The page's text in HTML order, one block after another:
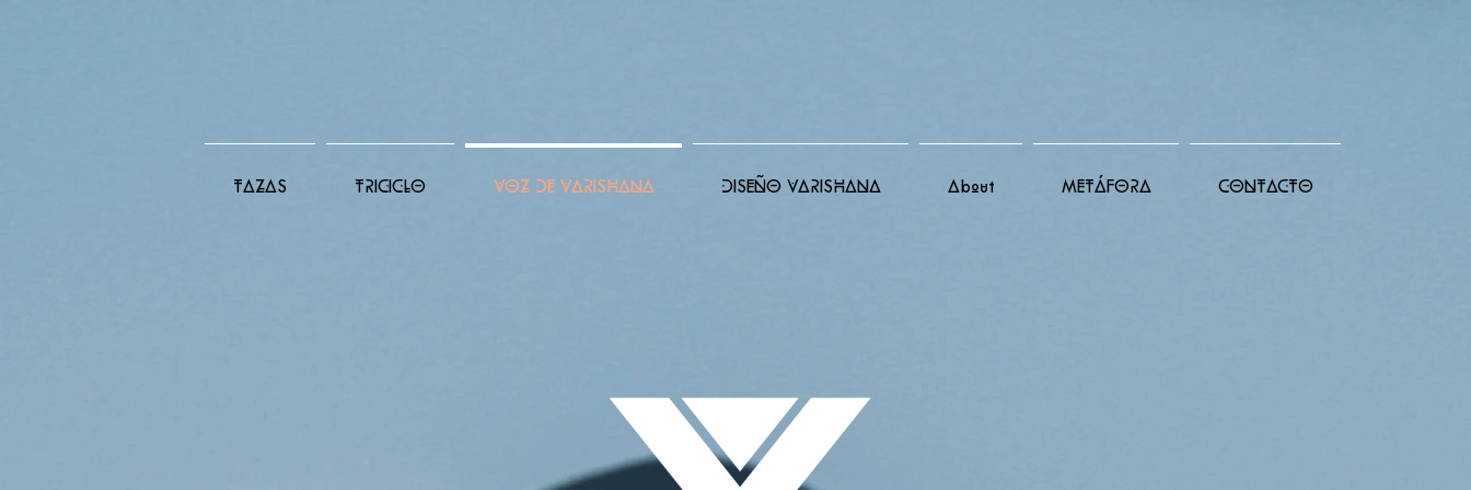
TAZAS TRICICLO VOZ DE VARISHANA DISEÑO VARISHANA About METÁFORA CONTACTO